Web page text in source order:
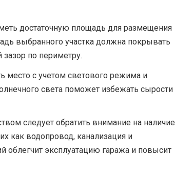
достаточную площадь для размещения
выбранного участка должна покрывать
по периметру.
место с учетом светового режима и
света поможет избежать сырости
следует обратить внимание на наличие
как водопровод, канализация и
облегчит эксплуатацию гаража и повысит